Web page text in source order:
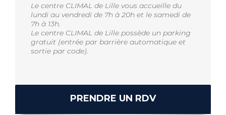
Le centre CLIMAL de Lille vous accueille du
lundi au vendredi de 7h à 20h et le samedi de
7h à 13h.
Le centre CLIMAL de Lille possède un parking
gratuit (entrée par barrière automatique et
sortie par code).
PRENDRE UN RDV